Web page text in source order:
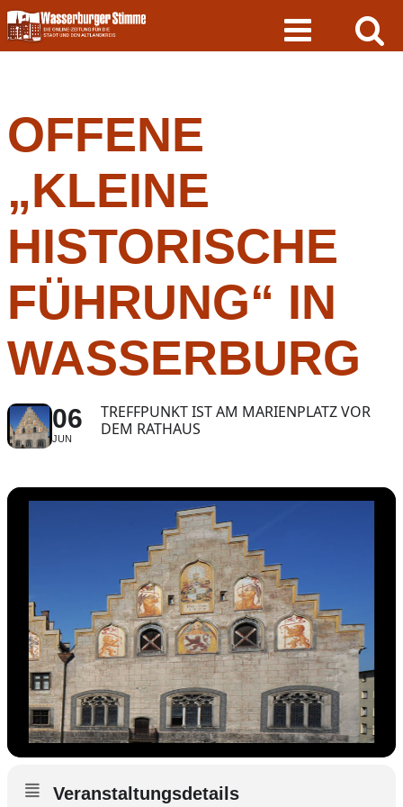
Skip
to
content
OFFENE
„KLEINE
HISTORISCHE
FÜHRUNG“ IN
WASSERBURG
06
JUN
TREFFPUNKT IST AM MARIENPLATZ VOR
DEM RATHAUS
Veranstaltungsdetails